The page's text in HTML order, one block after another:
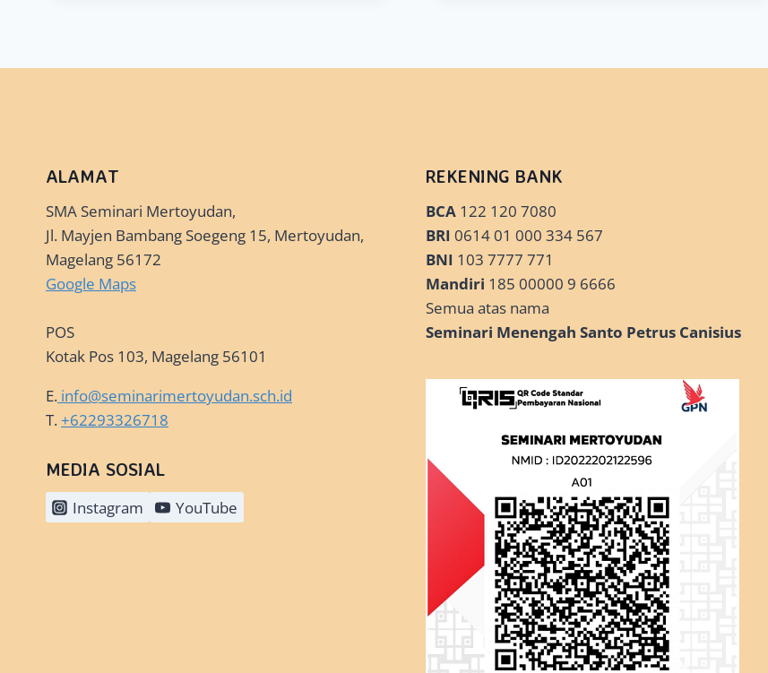
SEMESTER
ALAMAT
SMA Seminari Mertoyudan,
Jl. Mayjen Bambang Soegeng 15, Mertoyudan,
Magelang 56172
Google Maps
POS
Kotak Pos 103, Magelang 56101
E. info@seminarimertoyudan.sch.id
T.+62293326718
MEDIA SOSIAL
Instagram YouTube
REKENING BANK
BCA 122 120 7080
BRI 0614 01 000 334 567
BNI 103 7777 771
Mandiri 185 00000 9 6666
Semua atas nama
Seminari Menengah Santo Petrus Canisius